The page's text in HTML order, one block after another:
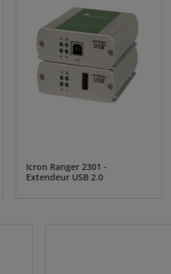
Icron Ranger 2301 -
Extendeur USB 2.0